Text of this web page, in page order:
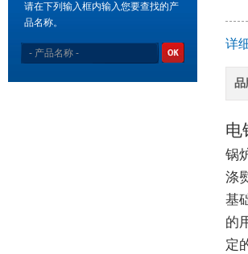
请在下列输入框内输入您要查找的产
品名称。
详
品
电
锅
涤
基
的
定